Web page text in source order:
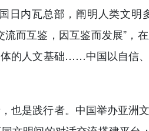
日内瓦总部，阐明人类文
流而互鉴，因互鉴而发展”，
的人文基础……中国以自信
是践行者。中国举办亚洲